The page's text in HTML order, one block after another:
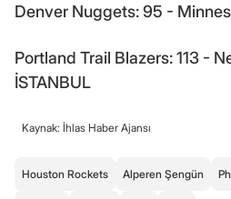
Denver Nuggets: 95 -
Portland Trail Blazers: 113 -
İSTANBUL
Kaynak: İhlas Haber Ajansı
Houston Rockets Alperen Şengün